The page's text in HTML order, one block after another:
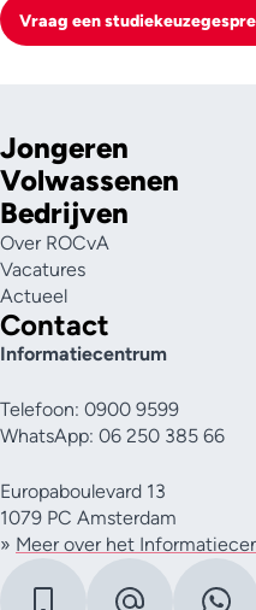
Vraag een
Jongeren
Volwassenen
Bedrijven
Over ROCvA
Vacatures
Actueel
Contact
Informatiecentrum
Telefoon: 0900 9599
WhatsApp: 06 250 385 66
Europaboulevard 13
1079 PC Amsterdam
» Meer over het